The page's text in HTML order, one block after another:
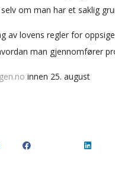
om man har et saklig
av lovens regler for
man gjennomfører
innen 25. august